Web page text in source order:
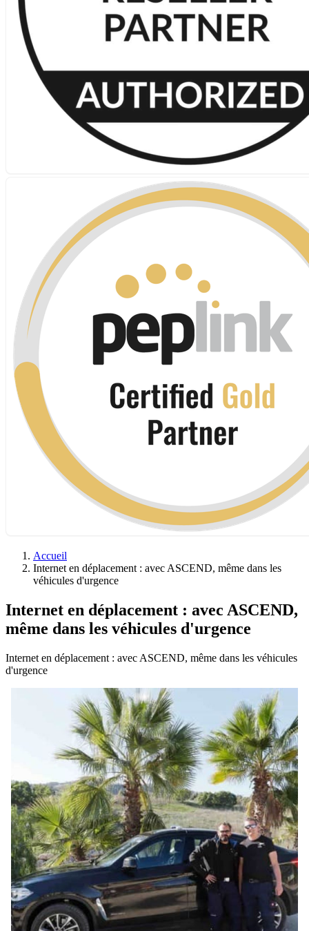
Accueil
Internet en déplacement : avec ASCEND, même dans les
véhicules d'urgence
Internet en déplacement : avec ASCEND,
même dans les véhicules d'urgence
Internet en déplacement : avec ASCEND, même dans les véhicules
d'urgence